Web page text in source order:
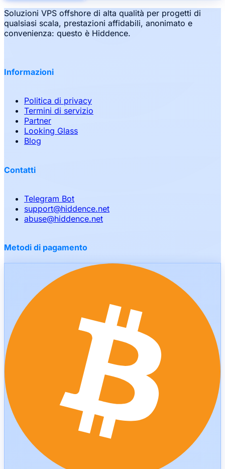
Soluzioni VPS offshore di alta qualità per progetti di
qualsiasi scala, prestazioni affidabili, anonimato e
convenienza: questo è Hiddence.
Informazioni
Politica di privacy
Termini di servizio
Partner
Looking Glass
Blog
Contatti
Telegram Bot
support@hiddence.net
abuse@hiddence.net
Metodi di pagamento